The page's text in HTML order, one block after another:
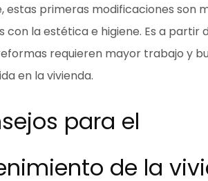
estas primeras modificaciones son
con la estética e higiene. Es a partir
requieren mayor trabajo y
en la vivienda.
para el
de la